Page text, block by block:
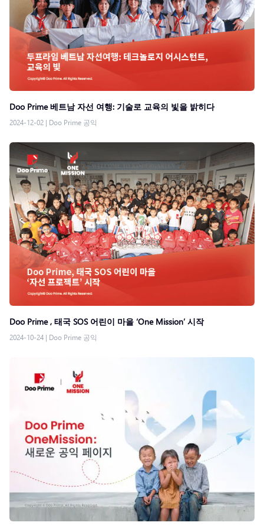
Doo Prime 베트남 자선 여행: 기술로 교육의 빛을 밝히다
2024-12-02 | Doo Prime 공익
Doo Prime , 태국 SOS 어린이 마을 ‘One Mission’ 시작
2024-10-24 | Doo Prime 공익